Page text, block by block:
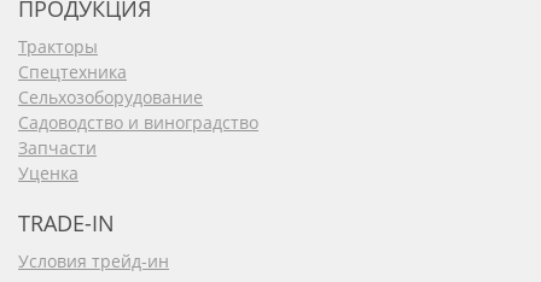
ПРОДУКЦИЯ
Тракторы
Спецтехника
Сельхозоборудование
Садоводство и виноградство
Запчасти
Уценка
TRADE-IN
Условия трейд-ин